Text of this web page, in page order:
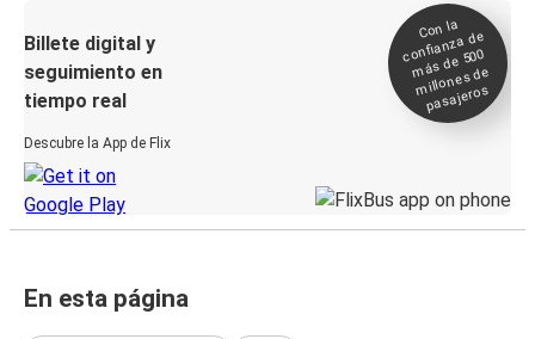
Billete digital y
seguimiento en
tiempo real
Descubre la App de Flix
Con la
confianza de
más de 500
millones de
pasajeros
En esta página